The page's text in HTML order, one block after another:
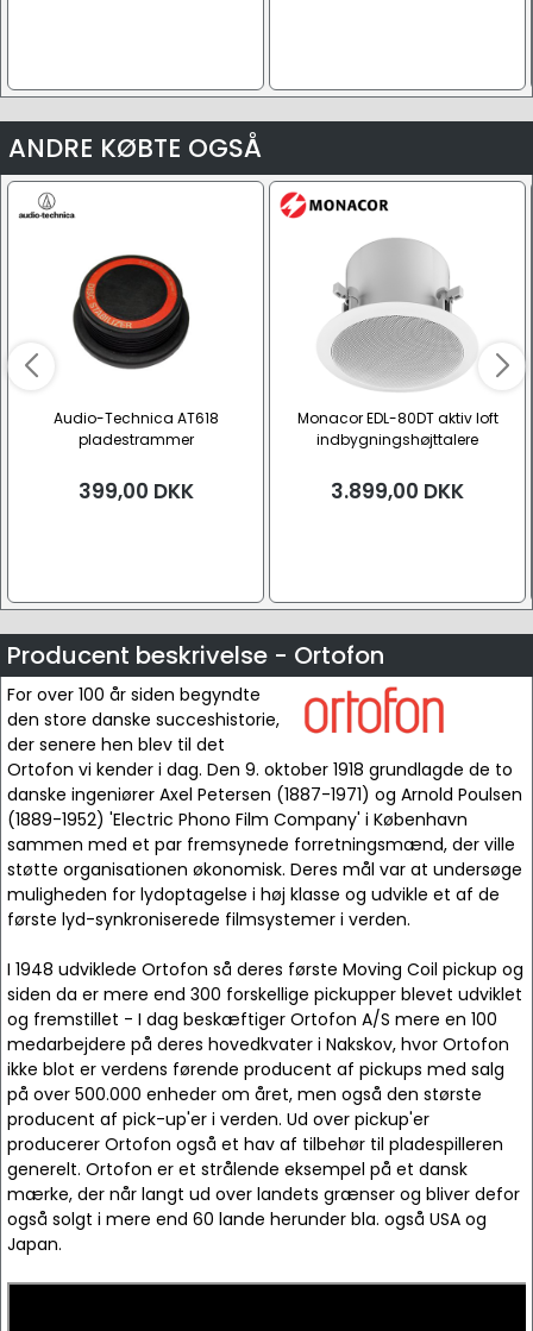
ANDRE KØBTE OGSÅ
Audio-Technica AT618
pladestrammer
399,00 DKK
Monacor EDL-80DT aktiv loft
indbygningshøjttalere
3.899,00 DKK
Producent beskrivelse - Ortofon
For over 100 år siden begyndte
den store danske succeshistorie,
der senere hen blev til det
Ortofon vi kender i dag. Den 9. oktober 1918 grundlagde de to
danske ingeniører Axel Petersen (1887-1971) og Arnold Poulsen
(1889-1952) 'Electric Phono Film Company' i København
sammen med et par fremsynede forretningsmænd, der ville
støtte organisationen økonomisk. Deres mål var at undersøge
muligheden for lydoptagelse i høj klasse og udvikle et af de
første lyd-synkroniserede filmsystemer i verden.
I 1948 udviklede Ortofon så deres første Moving Coil pickup og
siden da er mere end 300 forskellige pickupper blevet udviklet
og fremstillet - I dag beskæftiger Ortofon A/S mere en 100
medarbejdere på deres hovedkvater i Nakskov, hvor Ortofon
ikke blot er verdens førende producent af pickups med salg
på over 500.000 enheder om året, men også den største
producent af pick-up'er i verden. Ud over pickup'er
producerer Ortofon også et hav af tilbehør til pladespilleren
generelt. Ortofon er et strålende eksempel på et dansk
mærke, der når langt ud over landets grænser og bliver defor
også solgt i mere end 60 lande herunder bla. også USA og
Japan.